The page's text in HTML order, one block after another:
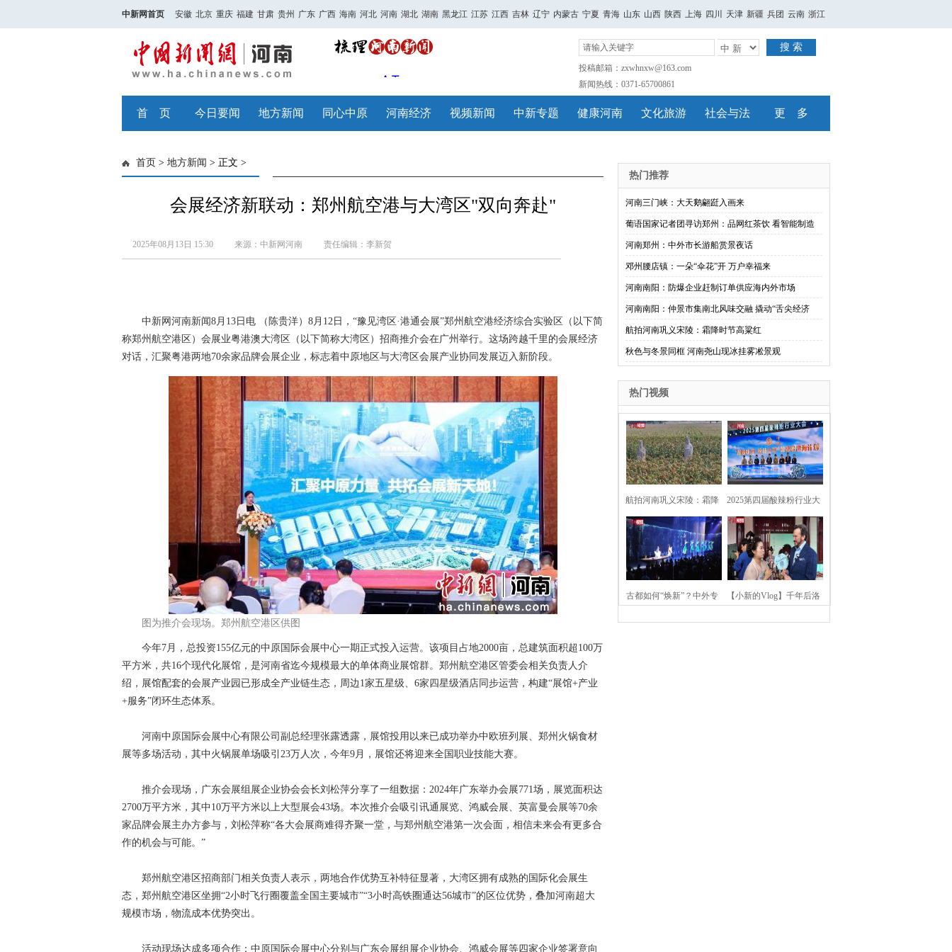
中新网首页 安徽 北京 重庆 福建 甘肃 贵州 广东 广西 海南 河北 河南 湖北 湖南 黑龙江 江苏 江西 吉林 辽宁 内蒙古 宁夏 青海 山东 山西 陕西 上海 四川 天津 新疆 兵团 云南 浙江
搜 索
投稿邮箱：zxwhnxw@163.com
新闻热线：0371-65700861
首 页 今日要闻 地方新闻 同心中原 河南经济 视频新闻 中新专题 健康河南 文化旅游 社会与法 更 多
首页 > 地方新闻 > 正文 >
会展经济新联动：郑州航空港与大湾区"双向奔赴"
2025年08月13日 15:30 来源：中新网河南 责任编辑：李新贺
中新网河南新闻8月13日电 （陈贵洋）8月12日，“豫见湾区·港通会展”郑州航空港经济综合实验区（以下简
称郑州航空港区）会展业粤港澳大湾区（以下简称大湾区）招商推介会在广州举行。这场跨越千里的会展经济
对话，汇聚粤港两地70余家品牌会展企业，标志着中原地区与大湾区会展产业协同发展迈入新阶段。
图为推介会现场。郑州航空港区供图
今年7月，总投资155亿元的中原国际会展中心一期正式投入运营。该项目占地2000亩，总建筑面积超100万
平方米，共16个现代化展馆，是河南省迄今规模最大的单体商业展馆群。郑州航空港区管委会相关负责人介
绍，展馆配套的会展产业园已形成全产业链生态，周边1家五星级、6家四星级酒店同步运营，构建“展馆+产业
+服务”闭环生态体系。
河南中原国际会展中心有限公司副总经理张露透露，展馆投用以来已成功举办中欧班列展、郑州火锅食材
展等多场活动，其中火锅展单场吸引23万人次，今年9月，展馆还将迎来全国职业技能大赛。
推介会现场，广东会展组展企业协会会长刘松萍分享了一组数据：2024年广东举办会展771场，展览面积达
2700万平方米，其中10万平方米以上大型展会43场。本次推介会吸引讯通展览、鸿威会展、英富曼会展等70余
家品牌会展主办方参与，刘松萍称“各大会展商难得齐聚一堂，与郑州航空港第一次会面，相信未来会有更多合
作的机会与可能。”
郑州航空港区招商部门相关负责人表示，两地合作优势互补特征显著，大湾区拥有成熟的国际化会展生
态，郑州航空港区坐拥“2小时飞行圈覆盖全国主要城市”“3小时高铁圈通达56城市”的区位优势，叠加河南超大
规模市场，物流成本优势突出。
活动现场达成多项合作：中原国际会展中心分别与广东会展组展企业协会、鸿威会展等四家企业签署意向
热门推荐
河南三门峡：大天鹅翩跹入画来
葡语国家记者团寻访郑州：品网红茶饮 看智能制造
河南郑州：中外市长游船赏景夜话
邓州腰店镇：一朵“伞花”开 万户幸福来
河南南阳：防爆企业赶制订单供应海内外市场
河南南阳：仲景市集南北风味交融 撬动“舌尖经济
航拍河南巩义宋陵：霜降时节高粱红
秋色与冬景同框 河南尧山现冰挂雾凇景观
热门视频
航拍河南巩义宋陵：霜降
时节高粱红
2025第四届酸辣粉行业大
会在河南开封举行
古都如何“焕新”？中外专 【小新的Vlog】千年后洛